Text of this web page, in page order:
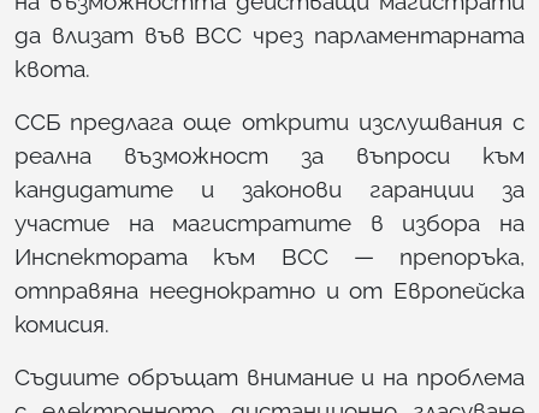
да влизат във ВСС чрез парламентарната
квота.
ССБ предлага още открити изслушвания с
реална възможност за въпроси към
кандидатите и законови гаранции за
участие на магистратите в избора на
Инспектората към ВСС — препоръка,
отправяна нееднократно и от Европейска
комисия.
Съдиите обръщат внимание и на проблема